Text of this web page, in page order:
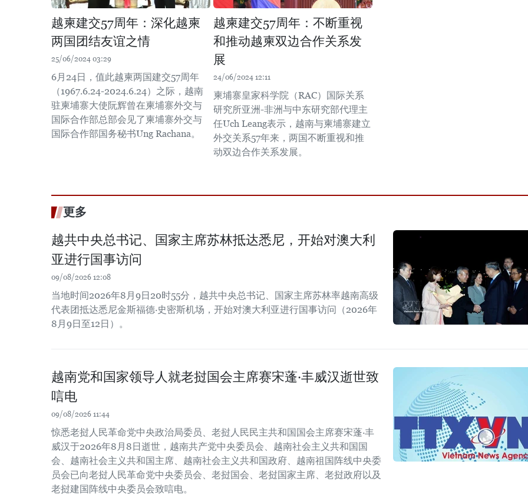
越柬建交57周年：深化越柬
两国团结友谊之情
25/06/2024 03:29
6月24日，值此越柬两国建交57周年
（1967.6.24-2024.6.24）之际，越南
驻柬埔寨大使阮辉曾在柬埔寨外交与
国际合作部总部会见了柬埔寨外交与
国际合作部国务秘书Ung Rachana。
越柬建交57周年：不断重视
和推动越柬双边合作关系发
展
24/06/2024 12:11
柬埔寨皇家科学院（RAC）国际关系
研究所亚洲-非洲与中东研究部代理主
任Uch Leang表示，越南与柬埔寨建立
外交关系57年来，两国不断重视和推
动双边合作关系发展。
更多
越共中央总书记、国家主席苏林抵达悉尼，开始对澳大利
亚进行国事访问
09/08/2026 12:08
当地时间2026年8月9日20时55分，越共中央总书记、国家主席苏林率越南高级
代表团抵达悉尼金斯福德·史密斯机场，开始对澳大利亚进行国事访问（2026年
8月9日至12日）。
越南党和国家领导人就老挝国会主席赛宋蓬·丰威汉逝世致
唁电
09/08/2026 11:44
惊悉老挝人民革命党中央政治局委员、老挝人民民主共和国国会主席赛宋蓬·丰
威汉于2026年8月8日逝世，越南共产党中央委员会、越南社会主义共和国国
会、越南社会主义共和国主席、越南社会主义共和国政府、越南祖国阵线中央委
员会已向老挝人民革命党中央委员会、老挝国会、老挝国家主席、老挝政府以及
老挝建国阵线中央委员会致唁电。